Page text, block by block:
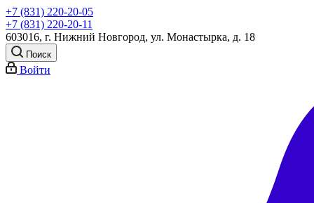
+7 (831) 220-20-05
+7 (831) 220-20-11
603016, г. Нижний Новгород, ул. Монастырка, д. 18
Поиск
Войти